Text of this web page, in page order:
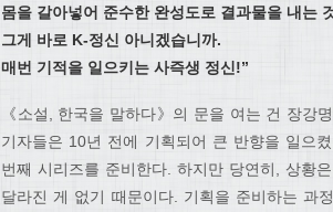
몸을 갈아넣어 준수한 완성도로 결과물을 내는
그게 바로 K-정신 아니겠습니까.
매번 기적을 일으키는 사즉생 정신!”
《소설, 한국을 말하다》의 문을 여는 건 장강
기자들은 10년 전에 기획되어 큰 반향을 일으
번째 시리즈를 준비한다. 하지만 당연히, 상황
달라진 게 없기 때문이다. 기획을 준비하는 과